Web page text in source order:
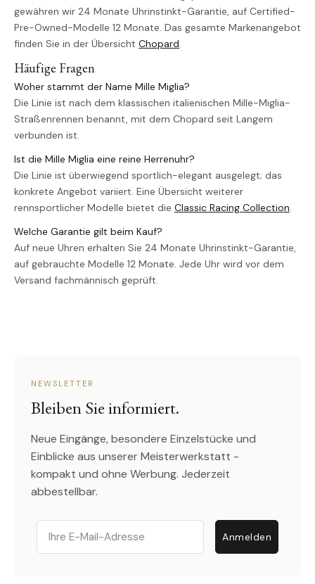
gewähren wir 24 Monate Uhrinstinkt-Garantie, auf Certified-
Pre-Owned-Modelle 12 Monate. Das gesamte Markenangebot
finden Sie in der Übersicht Chopard.
Häufige Fragen
Woher stammt der Name Mille Miglia?
Die Linie ist nach dem klassischen italienischen Mille-Miglia-
Straßenrennen benannt, mit dem Chopard seit Langem
verbunden ist.
Ist die Mille Miglia eine reine Herrenuhr?
Die Linie ist überwiegend sportlich-elegant ausgelegt; das
konkrete Angebot variiert. Eine Übersicht weiterer
rennsportlicher Modelle bietet die Classic Racing Collection.
Welche Garantie gilt beim Kauf?
Auf neue Uhren erhalten Sie 24 Monate Uhrinstinkt-Garantie,
auf gebrauchte Modelle 12 Monate. Jede Uhr wird vor dem
Versand fachmännisch geprüft.
NEWSLETTER
Bleiben Sie informiert.
Neue Eingänge, besondere Einzelstücke und
Einblicke aus unserer Meisterwerkstatt -
kompakt und ohne Werbung. Jederzeit
abbestellbar.
Email
Anmelden